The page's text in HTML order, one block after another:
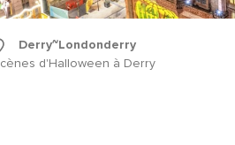
Derry~Londonderry
d'Halloween à Derry